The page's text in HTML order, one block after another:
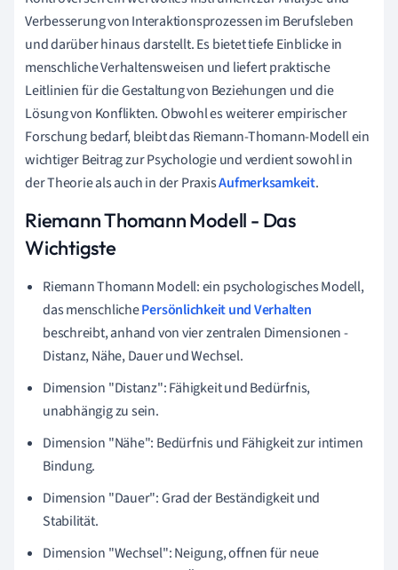
Verbesserung von Interaktionsprozessen im Berufsleben
und darüber hinaus darstellt. Es bietet tiefe Einblicke in
menschliche Verhaltensweisen und liefert praktische
Leitlinien für die Gestaltung von Beziehungen und die
Lösung von Konflikten. Obwohl es weiterer empirischer
Forschung bedarf, bleibt das Riemann-Thomann-Modell ein
wichtiger Beitrag zur Psychologie und verdient sowohl in
der Theorie als auch in der PraxisAufmerksamkeit.
Riemann Thomann Modell - Das
Wichtigste
Riemann Thomann Modell: ein psychologisches Modell,
das menschlichePersönlichkeit und Verhalten
beschreibt, anhand von vier zentralen Dimensionen -
Distanz, Nähe, Dauer und Wechsel.
Dimension "Distanz": Fähigkeit und Bedürfnis,
unabhängig zu sein.
Dimension "Nähe": Bedürfnis und Fähigkeit zur intimen
Bindung.
Dimension "Dauer": Grad der Beständigkeit und
Stabilität.
Dimension "Wechsel": Neigung, offnen für neue